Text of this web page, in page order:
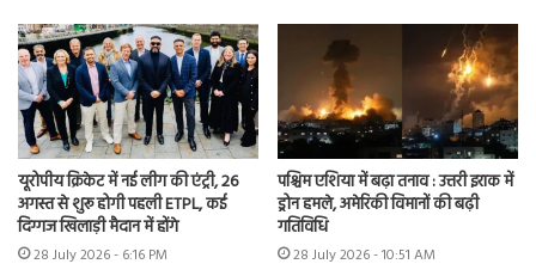
यूरोपीय क्रिकेट में नई लीग की एंट्री, 26
अगस्त से शुरू होगी पहली ETPL, कई
दिग्गज खिलाड़ी मैदान में होंगे
28 July 2026 - 6:16 PM
पश्चिम एशिया में बढ़ा तनाव : उत्तरी इराक में
ड्रोन हमले, अमेरिकी विमानों की बढ़ी
गतिविधि
28 July 2026 - 10:51 AM